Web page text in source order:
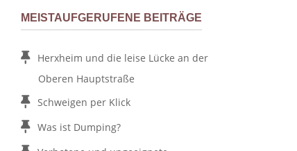
MEISTAUFGERUFENE BEITRÄGE
Herxheim und die leise Lücke an der
Oberen Hauptstraße
Schweigen per Klick
Was ist Dumping?